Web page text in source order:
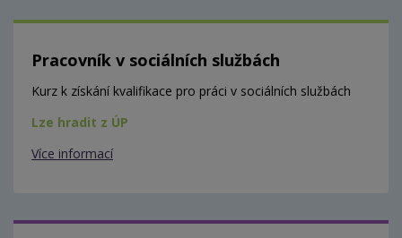
Pracovník v sociálních službách
Kurz k získání kvalifikace pro práci v sociálních službách
Lze hradit z ÚP
Více informací